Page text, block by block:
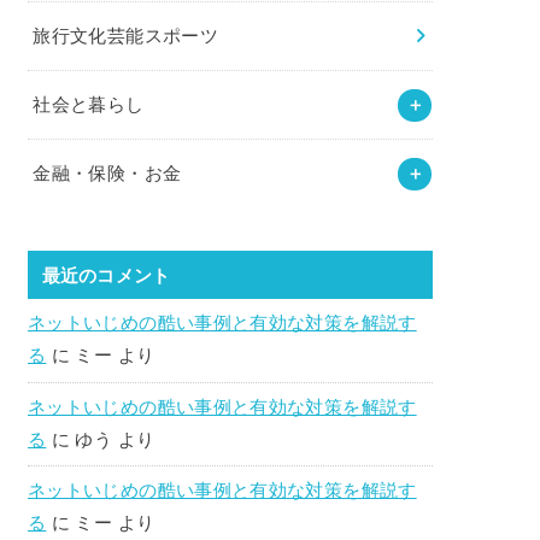
旅行文化芸能スポーツ
社会と暮らし
金融・保険・お金
最近のコメント
ネットいじめの酷い事例と有効な対策を解説す
る に ミー より
ネットいじめの酷い事例と有効な対策を解説す
る に ゆう より
ネットいじめの酷い事例と有効な対策を解説す
る に ミー より